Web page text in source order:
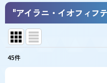
"アイラニ・イオフィフ
商品検索
45件